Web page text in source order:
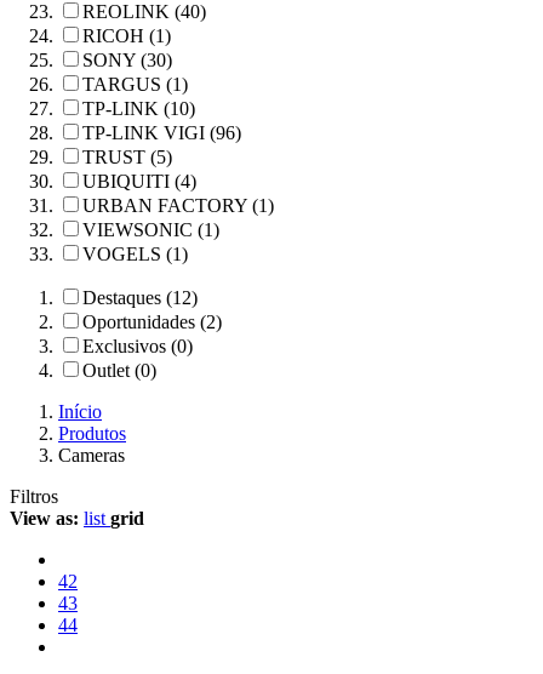
REOLINK (40)
RICOH (1)
SONY (30)
TARGUS (1)
TP-LINK (10)
TP-LINK VIGI (96)
TRUST (5)
UBIQUITI (4)
URBAN FACTORY (1)
VIEWSONIC (1)
VOGELS (1)
Destaques (12)
Oportunidades (2)
Exclusivos (0)
Outlet (0)
Início
Produtos
Cameras
Filtros
View as: list grid
42
43
44